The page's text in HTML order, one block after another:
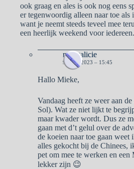
ook graag en ales is ook nog eens
er tegenwoordig alleen naar toe als
want je neemt steeds teveel mee
een heerlijk weekend voor iedereen.
naargalicie
9 JUNI 2023 – 15:45
Hallo Mieke,
Vandaag heeft ze weer aan
Sol). Wat ze niet lijkt te
maar kwader wordt. Dus ze
gaan met d’t gelul over de
de koeien naar toe gaan weet
alles gekocht bij de Chinees,
pet om mee te werken en een
lekker zijn 😉